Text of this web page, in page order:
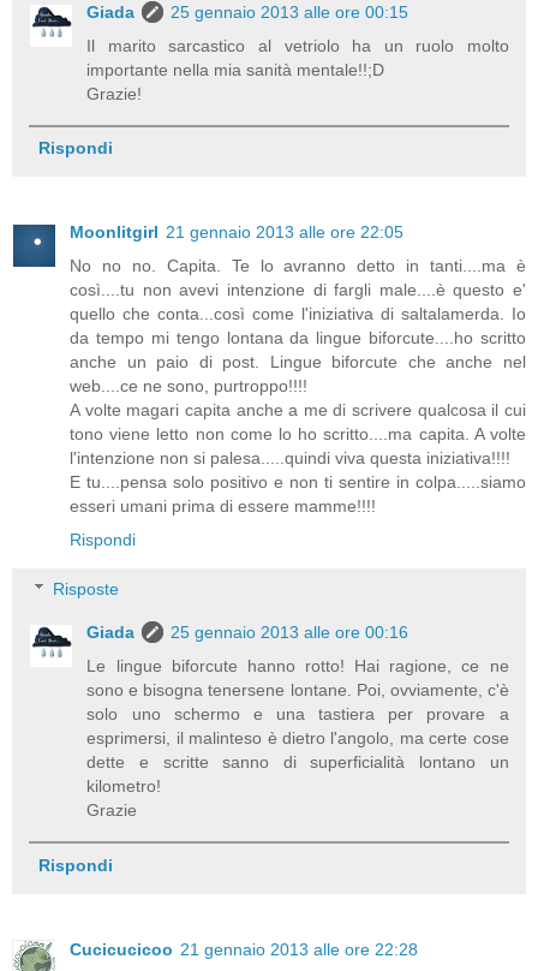
Giada
25 gennaio 2013 alle ore 00:15
Il marito sarcastico al vetriolo ha un ruolo molto
importante nella mia sanità mentale!!;D
Grazie!
Rispondi
Moonlitgirl 21 gennaio 2013 alle ore 22:05
No no no. Capita. Te lo avranno detto in tanti....ma è
così....tu non avevi intenzione di fargli male....è questo e'
quello che conta...così come l'iniziativa di saltalamerda. Io
da tempo mi tengo lontana da lingue biforcute....ho scritto
anche un paio di post. Lingue biforcute che anche nel
web....ce ne sono, purtroppo!!!!
A volte magari capita anche a me di scrivere qualcosa il cui
tono viene letto non come lo ho scritto....ma capita. A volte
l'intenzione non si palesa.....quindi viva questa iniziativa!!!!
E tu....pensa solo positivo e non ti sentire in colpa.....siamo
esseri umani prima di essere mamme!!!!
Rispondi
Risposte
Giada
25 gennaio 2013 alle ore 00:16
Le lingue biforcute hanno rotto! Hai ragione, ce ne
sono e bisogna tenersene lontane. Poi, ovviamente, c'è
solo uno schermo e una tastiera per provare a
esprimersi, il malinteso è dietro l'angolo, ma certe cose
dette e scritte sanno di superficialità lontano un
kilometro!
Grazie
Rispondi
Cucicucicoo 21 gennaio 2013 alle ore 22:28